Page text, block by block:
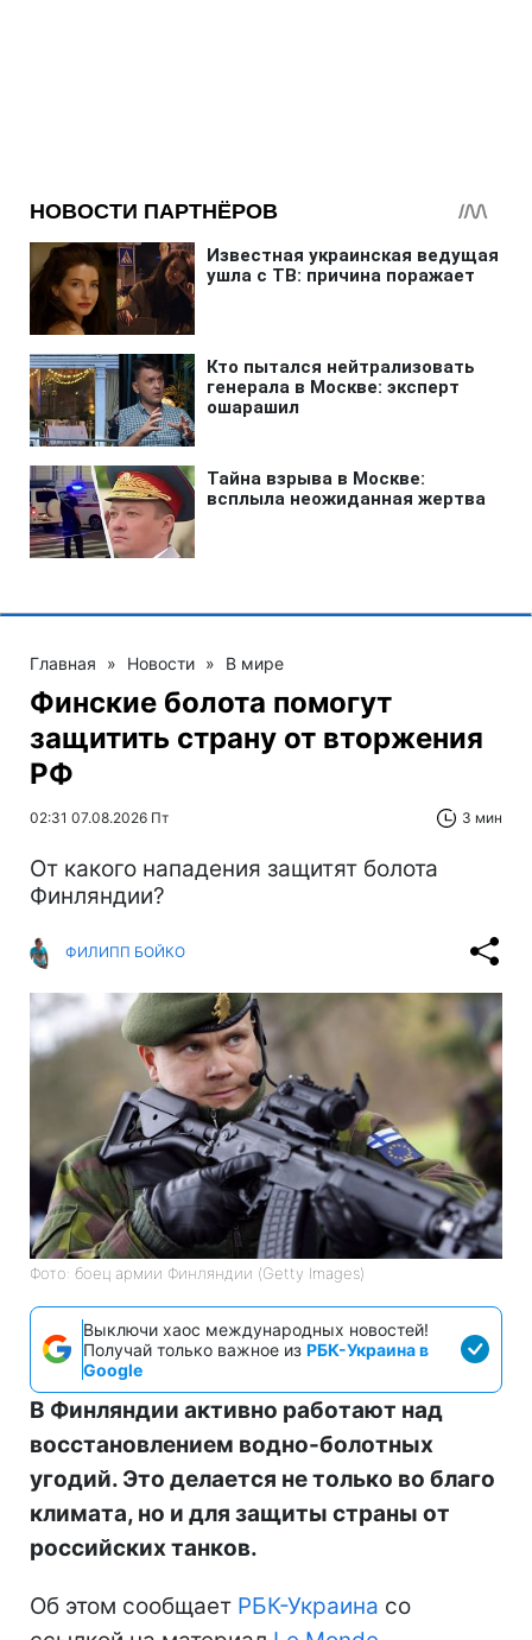
Главная » Новости » В мире
Финские болота помогут
защитить страну от вторжения
РФ
02:31 07.08.2026 Пт 3 мин
От какого нападения защитят болота
Финляндии?
ФИЛИПП БОЙКО
Фото: боец армии Финляндии (Getty Images)
Выключи хаос международных новостей!
Получай только важное из РБК-Украина в
Google
В Финляндии активно работают над
восстановлением водно-болотных
угодий. Это делается не только во благо
климата, но и для защиты страны от
российских танков.
Об этом сообщает РБК-Украина со